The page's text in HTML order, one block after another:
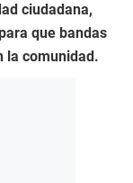
ciudadana,
que bandas
la comunidad.